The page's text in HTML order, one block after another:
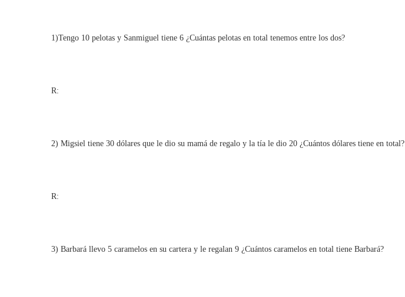
1)Tengo 10 pelotas y Sanmiguel tiene 6 ¿Cuántas pelotas en total tenemos entre los dos?
R:
2) Migsiel tiene 30 dólares que le dio su mamá de regalo y la tía le dio 20 ¿Cuántos dólares tiene en total?
R:
3) Barbará llevo 5 caramelos en su cartera y le regalan 9 ¿Cuántos caramelos en total tiene Barbará?